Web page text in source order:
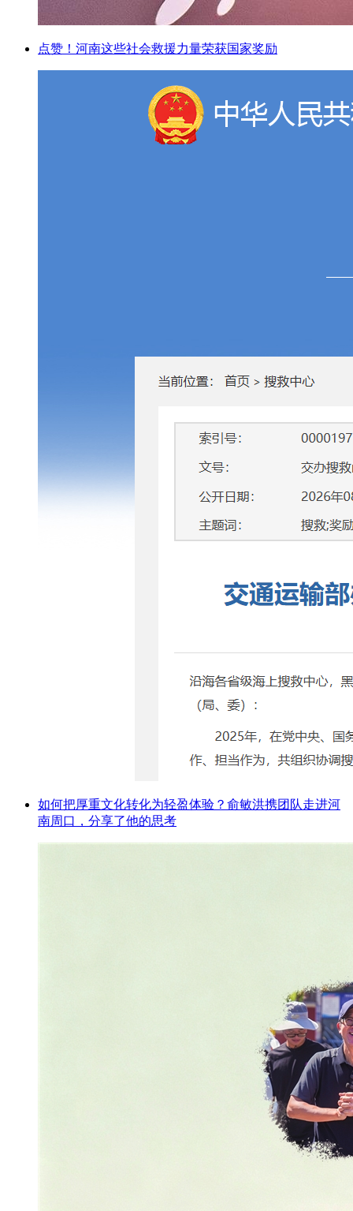
点赞！河南这些社会救援力量荣获国家奖励
如何把厚重文化转化为轻盈体验？俞敏洪携团队走进河
南周口，分享了他的思考